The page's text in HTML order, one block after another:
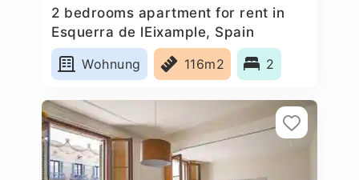
2 bedrooms apartment for rent in
Esquerra de lEixample, Spain
Wohnung
116m2 2